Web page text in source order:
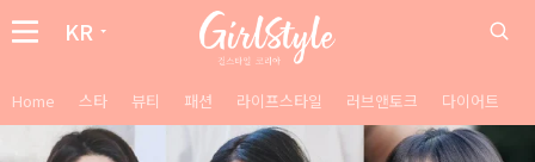
KR
Home 스타 뷰티 패션 라이프스타일 러브앤토크 다이어트